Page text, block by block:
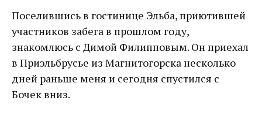
Поселившись в гостинице Эльба, приютившей
участников забега в прошлом году,
знакомлюсь с Димой Филипповым. Он приехал
в Приэльбрусье из Магнитогорска несколько
дней раньше меня и сегодня спустился с
Бочек вниз.